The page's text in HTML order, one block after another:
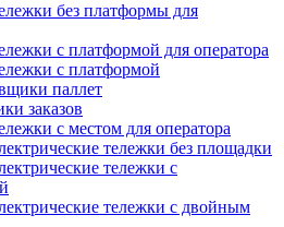
без платформы для
с платформой для оператора
с платформой
паллет
заказов
с местом для оператора
тележки без площадки
тележки с
тележки с двойным